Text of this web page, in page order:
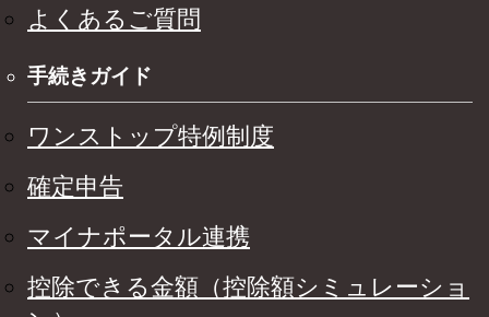
よくあるご質問
手続きガイド
ワンストップ特例制度
確定申告
マイナポータル連携
控除できる金額（控除額シミュレーショ